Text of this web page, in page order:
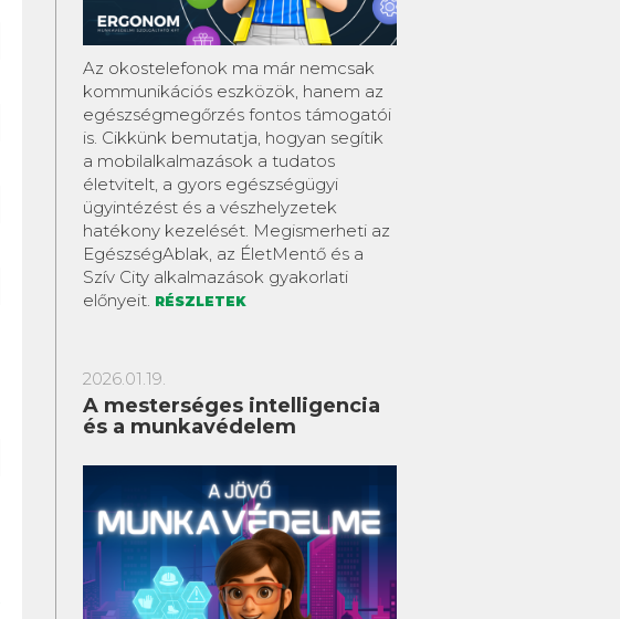
Az okostelefonok ma már nemcsak
kommunikációs eszközök, hanem az
egészségmegőrzés fontos támogatói
is. Cikkünk bemutatja, hogyan segítik
a mobilalkalmazások a tudatos
életvitelt, a gyors egészségügyi
ügyintézést és a vészhelyzetek
hatékony kezelését. Megismerheti az
EgészségAblak, az ÉletMentő és a
Szív City alkalmazások gyakorlati
előnyeit. RÉSZLETEK
2026.01.19.
A mesterséges intelligencia
és a munkavédelem